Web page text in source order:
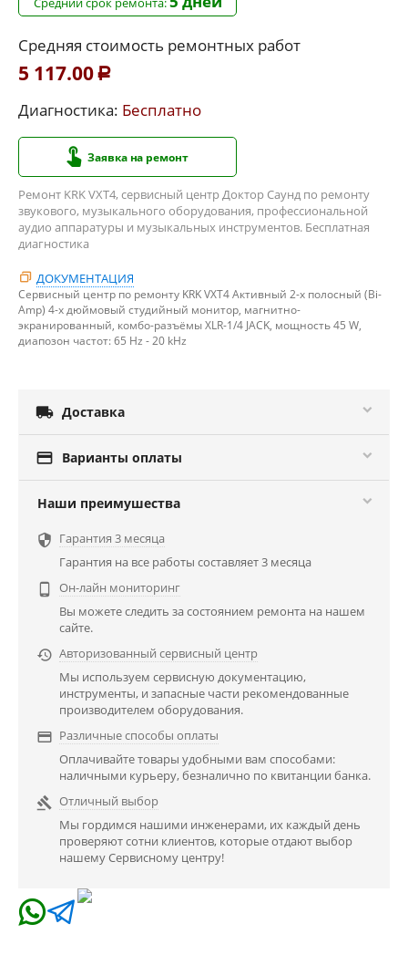
Средняя стоимость ремонтных работ
5 117.00 Р
Диагностика: Бесплатно
Заявка на ремонт
Ремонт KRK VXT4, сервисный центр Доктор Саунд по ремонту
звукового, музыкального оборудования, профессиональной
аудио аппаратуры и музыкальных инструментов. Бесплатная
диагностика
ДОКУМЕНТАЦИЯ
Сервисный центр по ремонту KRK VXT4 Активный 2-х полосный (Bi-
Amp) 4-x дюймовый студийный монитор, магнитно-
экранированный, комбо-разъёмы XLR-1/4 JACK, мощность 45 W,
диапозон частот: 65 Hz - 20 kHz
 Доставка
 Варианты оплаты
Наши преимушества
 Гарантия 3 месяца
Гарантия на все работы составляет 3 месяца

Он-лайн мониторинг
Вы можете следить за состоянием ремонта на нашем
сайте.
 Авторизованный сервисный центр
Мы используем сервисную документацию,
инструменты, и запасные части рекомендованные
производителем оборудования.
 Различные способы оплаты
Оплачивайте товары удобными вам способами:
наличными курьеру, безналично по квитанции банка.
 Отличный выбор
Мы гордимся нашими инженерами, их каждый день
проверяют сотни клиентов, которые отдают выбор
нашему Сервисному центру!